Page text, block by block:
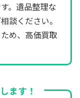
。遺品整理な
談ください。
め、高価買取
ます！